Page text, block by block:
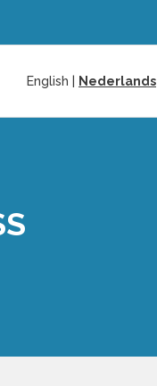
English
Nederlands